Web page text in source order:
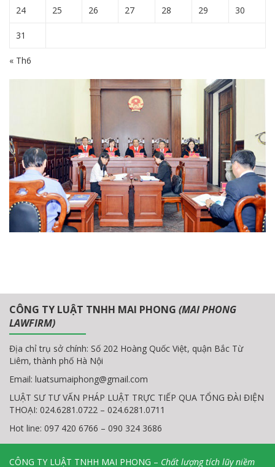
24 25 26 27 28 29 30
31
« Th6
CÔNG TY LUẬT TNHH MAI PHONG (MAI PHONG
LAWFIRM)
Địa chỉ trụ sở chính: Số 202 Hoàng Quốc Việt, quận Bắc Từ
Liêm, thành phố Hà Nội
Email: luatsumaiphong@gmail.com
LUẬT SƯ TƯ VẤN PHÁP LUẬT TRỰC TIẾP QUA TỔNG ĐÀI ĐIỆN
THOẠI: 024.6281.0722 – 024.6281.0711
Hot line: 097 420 6766 – 090 324 3686
CÔNG TY LUẬT TNHH MAI PHONG – Chất lượng tích lũy niềm